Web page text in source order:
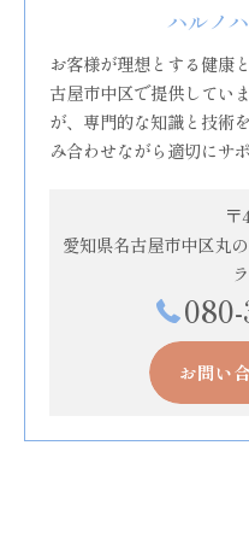
ハルノ
お客様が理想とする健康
古屋市中区で提供してい
が、専門的な知識と技術
み合わせながら適切にサ
〒
愛知県名古屋市中区丸
お問い